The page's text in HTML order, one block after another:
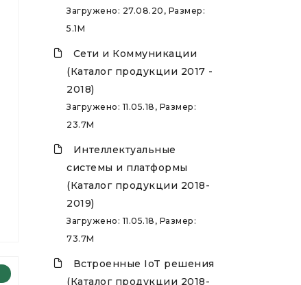
Загружено: 27.08.20, Размер:
5.1M
Сети и Коммуникации
(Каталог продукции 2017 -
2018)
Загружено: 11.05.18, Размер:
23.7M
Интеллектуальные
системы и платформы
(Каталог продукции 2018-
2019)
Загружено: 11.05.18, Размер:
73.7M
Встроенные IoT решения
(Каталог продукции 2018-